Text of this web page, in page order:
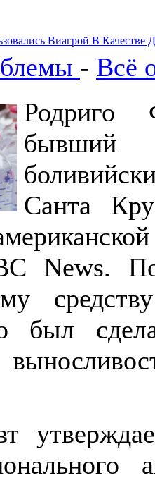
Виагрой В Качестве
- Всё
Родриго
бывший
Санта
News.
был